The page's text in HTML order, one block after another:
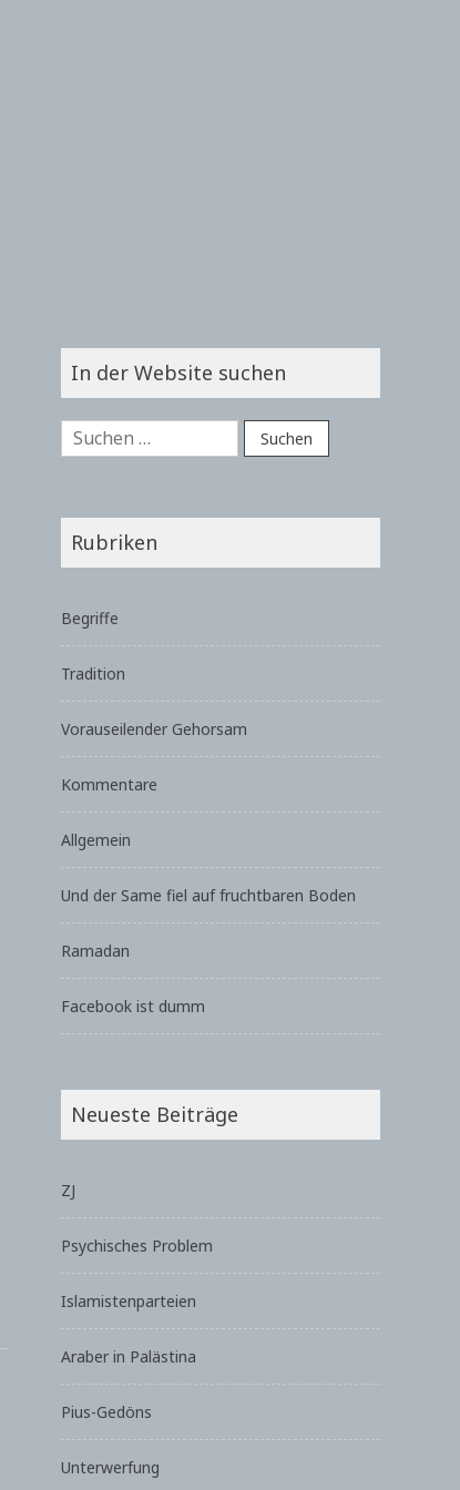
In der Website suchen
Suchen
nach:
Rubriken
Begriffe
Tradition
Vorauseilender Gehorsam
Kommentare
Allgemein
Und der Same fiel auf fruchtbaren Boden
Ramadan
Facebook ist dumm
Neueste Beiträge
ZJ
Psychisches Problem
Islamistenparteien
Araber in Palästina
Pius-Gedöns
Unterwerfung